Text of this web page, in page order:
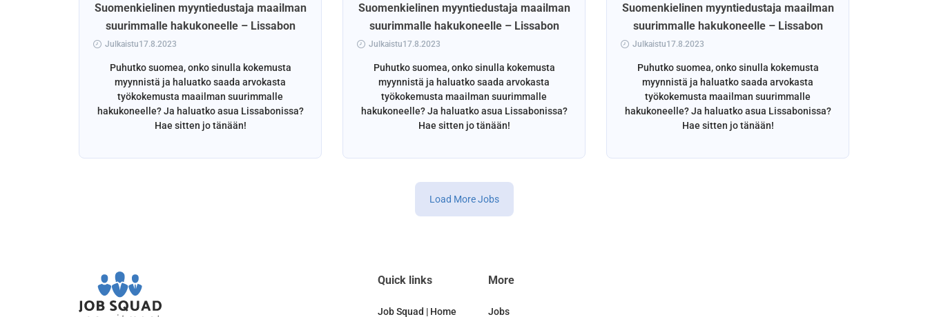
Suomenkielinen myyntiedustaja maailman
suurimmalle hakukoneelle – Lissabon
Julkaistu17.8.2023
Puhutko suomea, onko sinulla kokemusta
myynnistä ja haluatko saada arvokasta
työkokemusta maailman suurimmalle
hakukoneelle? Ja haluatko asua Lissabonissa?
Hae sitten jo tänään!
Suomenkielinen myyntiedustaja maailman
suurimmalle hakukoneelle – Lissabon
Julkaistu17.8.2023
Puhutko suomea, onko sinulla kokemusta
myynnistä ja haluatko saada arvokasta
työkokemusta maailman suurimmalle
hakukoneelle? Ja haluatko asua Lissabonissa?
Hae sitten jo tänään!
Suomenkielinen myyntiedustaja maailman
suurimmalle hakukoneelle – Lissabon
Julkaistu17.8.2023
Puhutko suomea, onko sinulla kokemusta
myynnistä ja haluatko saada arvokasta
työkokemusta maailman suurimmalle
hakukoneelle? Ja haluatko asua Lissabonissa?
Hae sitten jo tänään!
Load More Jobs
Quick links
Job Squad | Home
More
Jobs